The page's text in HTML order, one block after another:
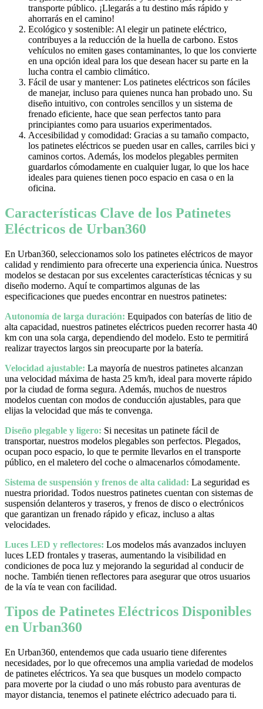
transporte público. ¡Llegarás a tu destino más rápido y
ahorrarás en el camino!
Ecológico y sostenible: Al elegir un patinete eléctrico,
contribuyes a la reducción de la huella de carbono. Estos
vehículos no emiten gases contaminantes, lo que los convierte
en una opción ideal para los que desean hacer su parte en la
lucha contra el cambio climático.
Fácil de usar y mantener: Los patinetes eléctricos son fáciles
de manejar, incluso para quienes nunca han probado uno. Su
diseño intuitivo, con controles sencillos y un sistema de
frenado eficiente, hace que sean perfectos tanto para
principiantes como para usuarios experimentados.
Accesibilidad y comodidad: Gracias a su tamaño compacto,
los patinetes eléctricos se pueden usar en calles, carriles bici y
caminos cortos. Además, los modelos plegables permiten
guardarlos cómodamente en cualquier lugar, lo que los hace
ideales para quienes tienen poco espacio en casa o en la
oficina.
Características Clave de los Patinetes
Eléctricos de Urban360
En Urban360, seleccionamos solo los patinetes eléctricos de mayor
calidad y rendimiento para ofrecerte una experiencia única. Nuestros
modelos se destacan por sus excelentes características técnicas y su
diseño moderno. Aquí te compartimos algunas de las
especificaciones que puedes encontrar en nuestros patinetes:
Autonomía de larga duración: Equipados con baterías de litio de
alta capacidad, nuestros patinetes eléctricos pueden recorrer hasta 40
km con una sola carga, dependiendo del modelo. Esto te permitirá
realizar trayectos largos sin preocuparte por la batería.
Velocidad ajustable: La mayoría de nuestros patinetes alcanzan
una velocidad máxima de hasta 25 km/h, ideal para moverte rápido
por la ciudad de forma segura. Además, muchos de nuestros
modelos cuentan con modos de conducción ajustables, para que
elijas la velocidad que más te convenga.
Diseño plegable y ligero: Si necesitas un patinete fácil de
transportar, nuestros modelos plegables son perfectos. Plegados,
ocupan poco espacio, lo que te permite llevarlos en el transporte
público, en el maletero del coche o almacenarlos cómodamente.
Sistema de suspensión y frenos de alta calidad: La seguridad es
nuestra prioridad. Todos nuestros patinetes cuentan con sistemas de
suspensión delanteros y traseros, y frenos de disco o electrónicos
que garantizan un frenado rápido y eficaz, incluso a altas
velocidades.
Luces LED y reflectores: Los modelos más avanzados incluyen
luces LED frontales y traseras, aumentando la visibilidad en
condiciones de poca luz y mejorando la seguridad al conducir de
noche. También tienen reflectores para asegurar que otros usuarios
de la vía te vean con facilidad.
Tipos de Patinetes Eléctricos Disponibles
en Urban360
En Urban360, entendemos que cada usuario tiene diferentes
necesidades, por lo que ofrecemos una amplia variedad de modelos
de patinetes eléctricos. Ya sea que busques un modelo compacto
para moverte por la ciudad o uno más robusto para aventuras de
mayor distancia, tenemos el patinete eléctrico adecuado para ti.